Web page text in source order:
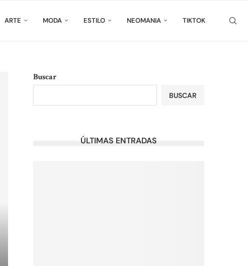
ARTE MODA ESTILO NEOMANIA TIKTOK
Buscar
BUSCAR
ÚLTIMAS ENTRADAS